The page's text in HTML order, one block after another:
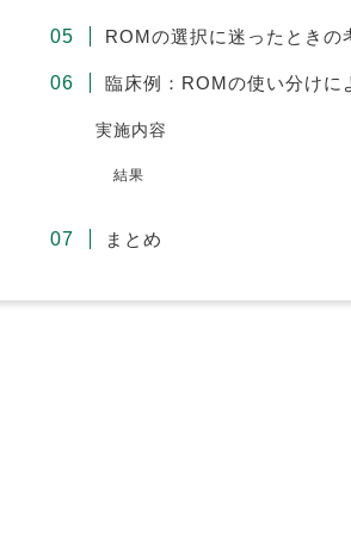
ROMの選択に迷ったときの
臨床例：ROMの使い分けに
実施内容
結果
まとめ